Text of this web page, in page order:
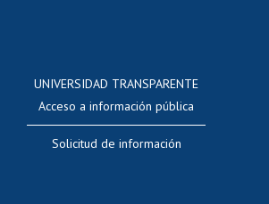
UNIVERSIDAD TRANSPARENTE
Acceso a información pública
Solicitud de información